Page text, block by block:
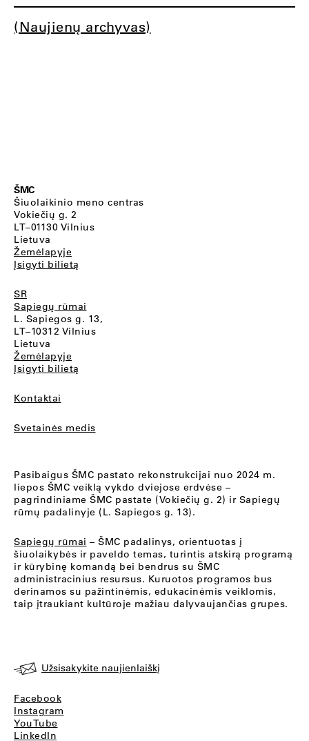
(Naujienų archyvas)
ŠMC
Šiuolaikinio meno centras
Vokiečių g. 2
LT–01130 Vilnius
Lietuva
Žemėlapyje
Įsigyti bilietą
SR
Sapiegų rūmai
L. Sapiegos g. 13,
LT–10312 Vilnius
Lietuva
Žemėlapyje
Įsigyti bilietą
Kontaktai
Svetainės medis
Pasibaigus ŠMC pastato rekonstrukcijai nuo 2024 m.
liepos ŠMC veiklą vykdo dviejose erdvėse –
pagrindiniame ŠMC pastate (Vokiečių g. 2) ir Sapiegų
rūmų padalinyje (L. Sapiegos g. 13).
Sapiegų rūmai – ŠMC padalinys, orientuotas į
šiuolaikybės ir paveldo temas, turintis atskirą programą
ir kūrybinę komandą bei bendrus su ŠMC
administracinius resursus. Kuruotos programos bus
derinamos su pažintinėmis, edukacinėmis veiklomis,
taip įtraukiant kultūroje mažiau dalyvaujančias grupes.
Užsisakykite naujienlaiškį
Facebook
Instagram
YouTube
LinkedIn